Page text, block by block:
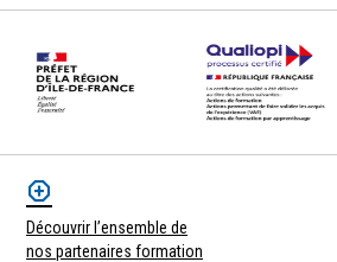
Découvrir l’ensemble de
nos partenaires formation